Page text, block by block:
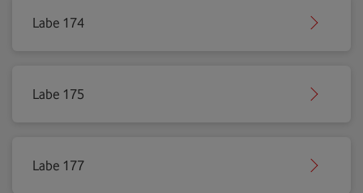
Labe 174
Labe 175
Labe 177